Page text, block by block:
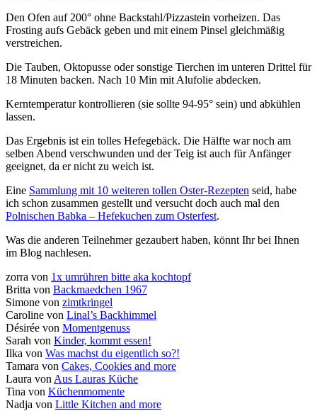
Den Ofen auf 200° ohne Backstahl/Pizzastein vorheizen. Das
Frosting aufs Gebäck geben und mit einem Pinsel gleichmäßig
verstreichen.
Die Tauben, Oktopusse oder sonstige Tierchen im unteren Drittel für
18 Minuten backen. Nach 10 Min mit Alufolie abdecken.
Kerntemperatur kontrollieren (sie sollte 94-95° sein) und abkühlen
lassen.
Das Ergebnis ist ein tolles Hefegebäck. Die Hälfte war noch am
selben Abend verschwunden und der Teig ist auch für Anfänger
geeignet, da er nicht zu weich ist.
Eine Sammlung mit 10 weiteren tollen Oster-Rezepten seid, habe
ich schon zusammen gestellt und versucht doch auch mal den
Polnischen Babka – Hefekuchen zum Osterfest.
Was die anderen Teilnehmer gezaubert haben, könnt Ihr bei Ihnen
im Blog nachlesen.
zorra von 1x umrühren bitte aka kochtopf
Britta von Backmaedchen 1967
Simone von zimtkringel
Caroline von Linal’s Backhimmel
Désirée von Momentgenuss
Sarah von Kinder, kommt essen!
Ilka von Was machst du eigentlich so?!
Tamara von Cakes, Cookies and more
Laura von Aus Lauras Küche
Tina von Küchenmomente
Nadja von Little Kitchen and more